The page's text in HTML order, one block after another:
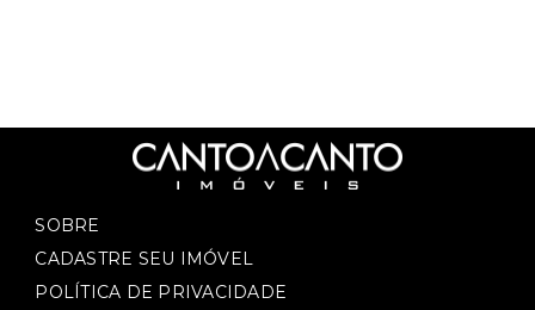
SOBRE
CADASTRE SEU IMÓVEL
POLÍTICA DE PRIVACIDADE